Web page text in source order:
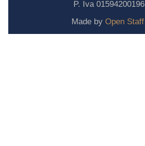
P. Iva 01594200196
Made by Open Staff